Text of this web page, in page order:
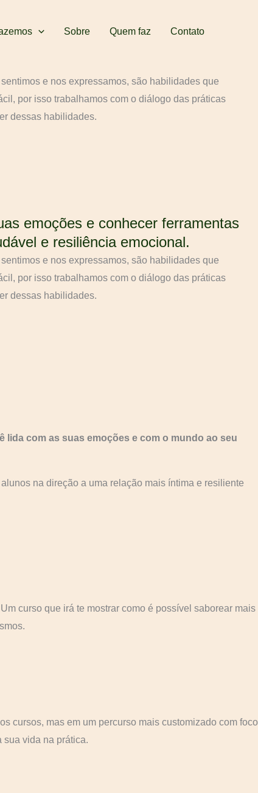
Sobre Quem faz Contato
e nos expressamos, são habilidades que
por isso trabalhamos com o diálogo das práticas
dessas habilidades.
emoções e conhecer ferramentas
e resiliência emocional.
e nos expressamos, são habilidades que
por isso trabalhamos com o diálogo das práticas
dessas habilidades.
com as suas emoções e com o mundo ao seu
na direção a uma relação mais íntima e resiliente
curso que irá te mostrar como é possível saborear mais
cursos, mas em um percurso mais customizado com foco
sua vida na prática.